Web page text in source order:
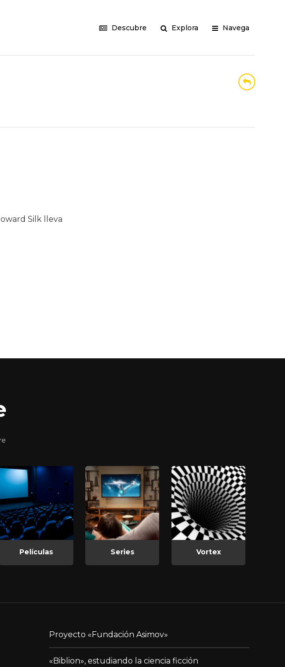
Descubre Explora Navega
Silk lleva
Películas Series Vortex
Proyecto «Fundación Asimov»
«Biblion», estudiando la ciencia ficción